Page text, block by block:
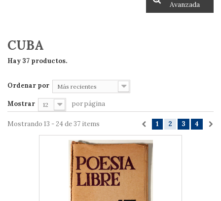
Avanzada
CUBA
Hay 37 productos.
Ordenar por Más recientes
Mostrar 12 por página
1 2 3 4
Mostrando 13 - 24 de 37 items